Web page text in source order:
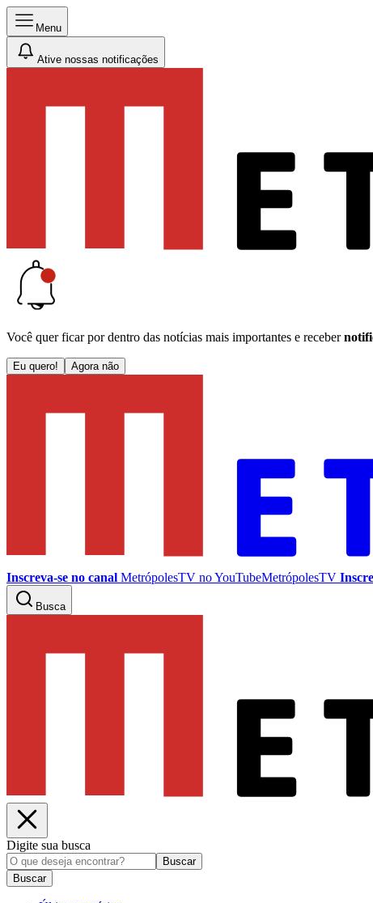
Menu
Ative nossas notificações
Você quer ficar por dentro das notícias mais importantes e receber
Eu quero! Agora não
Inscreva-se no canal MetrópolesTV noYouTubeMetrópolesTV
Busca
Digite sua busca
Buscar
Buscar